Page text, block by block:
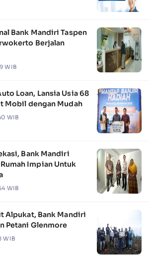
Bank Mandiri Taspen
Berjalan
WIB
Loan, Lansia Usia 68
Mobil dengan Mudah
WIB
Bank Mandiri
Impian Untuk
WIB
Alpukat, Bank Mandiri
Petani Glenmore
WIB